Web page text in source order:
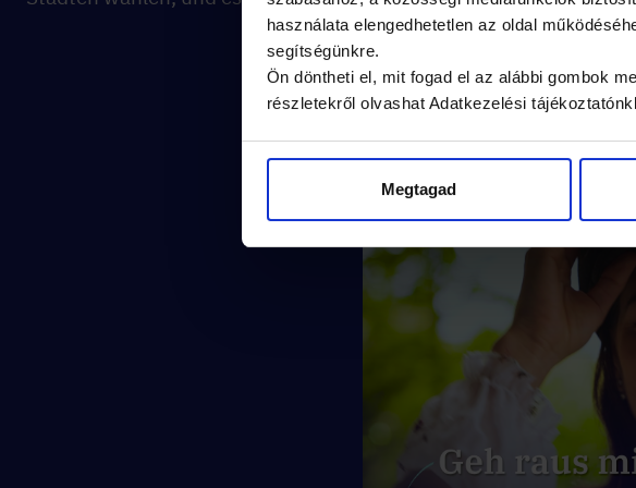
használata elengedhetetlen az oldal
segítségünkre.
Ön döntheti el, mit fogad el az alábbi gombok
részletekről olvashat Adatkezelési
Megtagad